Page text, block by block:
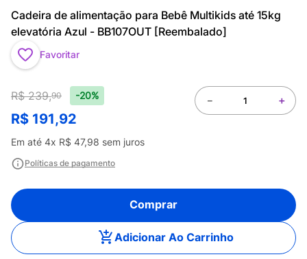
Cadeira de alimentação para Bebê Multikids até 15kg
elevatória Azul - BB107OUT [Reembalado]
Favoritar
R$ 239,90 -20%
R$ 191,92
Em até 4x R$ 47,98 sem juros
＋
－
Políticas de pagamento
Comprar
Adicionar Ao Carrinho